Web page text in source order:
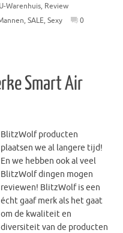
Warenhuis, Review
, SALE, Sexy 0
Smart Air
BlitzWolf producten
plaatsen we al langere tijd!
En we hebben ook al veel
BlitzWolf dingen mogen
reviewen! BlitzWolf is een
écht gaaf merk als het gaat
om de kwaliteit en
diversiteit van de producten